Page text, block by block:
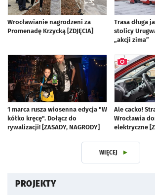
Wrocławianie nagrodzeni za
Promenadę Krzycką [ZDJĘCIA]
Trasa długa
stolicy
„akcji zima”
1 marca rusza wiosenna edycja "W
kółko kręcę". Dołącz do
rywalizacji! [ZASADY, NAGRODY]
Ale cacko!
Wrocławia
elektryczne
WIĘCEJ Z DZIAŁU
PROJEKTY